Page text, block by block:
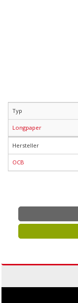
Typ
Longpaper
Hersteller
OCB